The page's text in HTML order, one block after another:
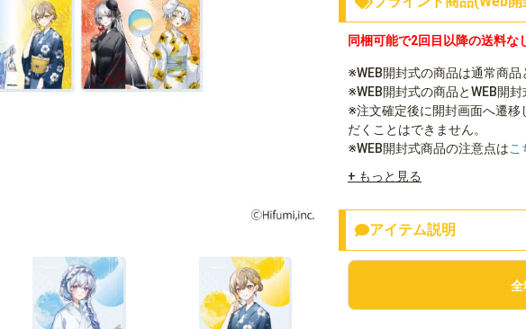
同梱可能で2回目以降の送料な
※WEB開封式の商品は通常商品
※WEB開封式の商品とWEB開
※注文確定後に開封画面へ遷移
だくことはできません。
※WEB開封式商品の注意点はこ
+ もっと見る
アイテム説明
全